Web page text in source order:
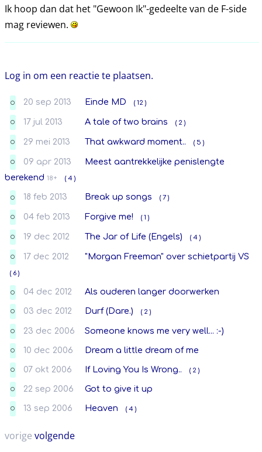
Ik hoop dan dat het "Gewoon Ik"-gedeelte van de F-side
mag reviewen.
Log in om een reactie te plaatsen.
O 20 sep 2013 Einde MD ( 12 )
O 17 jul 2013 A tale of two brains ( 2 )
O 29 mei 2013 That awkward moment.. ( 5 )
O 09 apr 2013
Meest aantrekkelijke penislengte
berekend 18+ ( 4 )
O 18 feb 2013 Break up songs ( 7 )
O 04 feb 2013 Forgive me! ( 1 )
O 19 dec 2012 The Jar of Life (Engels) ( 4 )
O 17 dec 2012 "Morgan Freeman" over schietpartij VS
( 6 )
O 04 dec 2012 Als ouderen langer doorwerken
O 03 dec 2012 Durf (Dare.) ( 2 )
O 23 dec 2006 Someone knows me very well... :-)
O 10 dec 2006 Dream a little dream of me
O 07 okt 2006 If Loving You Is Wrong.. ( 2 )
O 22 sep 2006 Got to give it up
O 13 sep 2006 Heaven ( 4 )
vorige volgende